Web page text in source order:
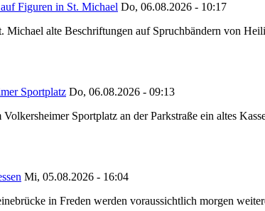
Figuren in St. Michael Do, 06.08.2026 - 10:17
alte Beschriftungen auf Spruchbändern von
Sportplatz Do, 06.08.2026 - 09:13
Sportplatz an der Parkstraße ein altes
Mi, 05.08.2026 - 16:04
in Freden werden voraussichtlich morgen